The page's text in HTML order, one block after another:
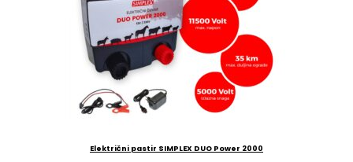
Električni pastir SIMPLEX DUO Power 2000